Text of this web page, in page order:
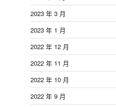
2023 年 3 月
2023 年 1 月
2022 年 12 月
2022 年 11 月
2022 年 10 月
2022 年 9 月